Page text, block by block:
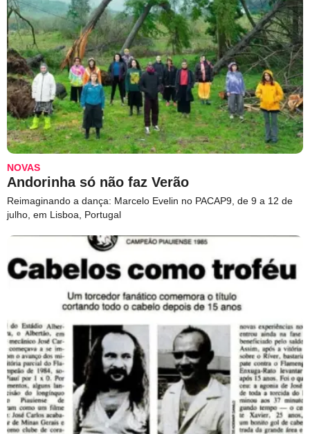
NOVAS
Andorinha só não faz Verão
Reimaginando a dança: Marcelo Evelin no PACAP9, de 9 a 12 de
julho, em Lisboa, Portugal